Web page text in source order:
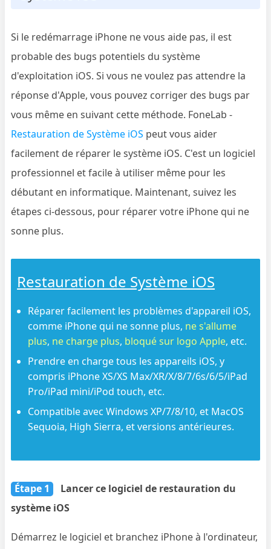
Si le redémarrage iPhone ne vous aide pas, il est
probable des bugs potentiels du système
d'exploitation iOS. Si vous ne voulez pas attendre la
réponse d'Apple, vous pouvez corriger des bugs par
vous même en suivant cette méthode. FoneLab -
Restauration de Système iOS peut vous aider
facilement de réparer le système iOS. C'est un logiciel
professionnel et facile à utiliser même pour les
débutant en informatique. Maintenant, suivez les
étapes ci-dessous, pour réparer votre iPhone qui ne
sonne plus.
Restauration de Système iOS
Réparer facilement les problèmes d'appareil iOS,
comme iPhone qui ne sonne plus, ne s'allume
plus, ne charge plus, bloqué sur logo Apple, etc.
Prendre en charge tous les appareils iOS, y
compris iPhone XS/XS Max/XR/X/8/7/6s/6/5/iPad
Pro/iPad mini/iPod touch, etc.
Compatible avec Windows XP/7/8/10, et MacOS
Sequoia, High Sierra, et versions antérieures.
Étape 1
Lancer ce logiciel de restauration du
système iOS
Démarrez le logiciel et branchez iPhone à l'ordinateur,